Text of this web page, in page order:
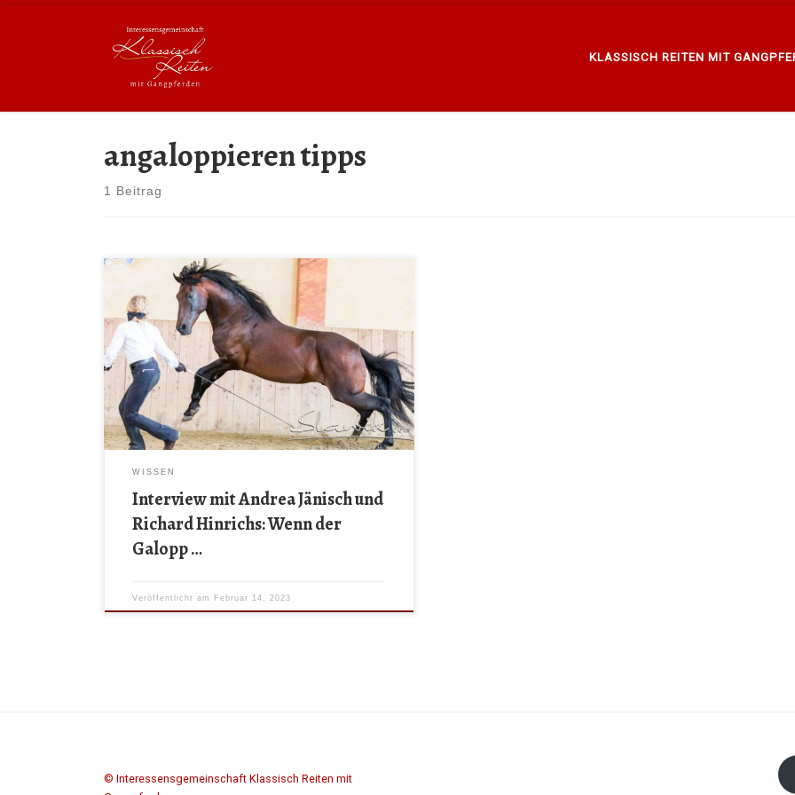
Zum Inhalt springen
KLASSISCH REITEN MIT
angaloppieren tipps
1 Beitrag
Der Galopp – eine der schönsten Gangarten! Aber
nicht jedem Pferd fällt er leicht. …Vor allem
Gangpferde haben manchmal so ihre Schwierigkeiten
mit dieser Gangart. Unser Mitglied Andrea Jänisch und
Richard Hinrichs waren bereits vor einige Zeit zu Gast
bei den Dressurstudien, um über den Galopp zu reden.
[…]
WISSEN
Interview mit Andrea Jänisch und
Richard Hinrichs: Wenn der
Galopp …
Veröffentlicht am Februar 14, 2023
© Interessensgemeinschaft Klassisch Reiten mit